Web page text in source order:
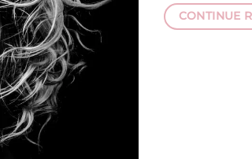
CONTINUE